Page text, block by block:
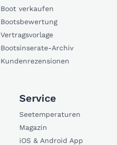
Boot verkaufen
Bootsbewertung
Vertragsvorlage
Bootsinserate-Archiv
Kundenrezensionen
Service
Seetemperaturen
Magazin
iOS & Android App